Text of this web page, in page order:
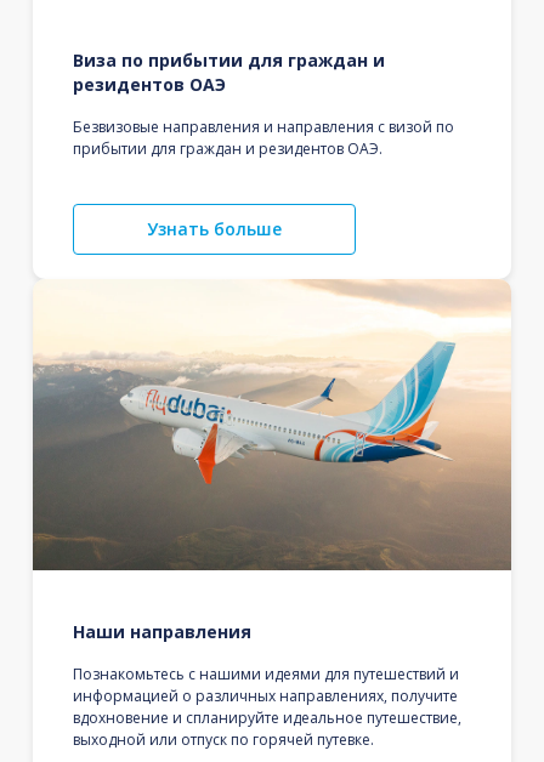
Виза по прибытии для граждан и
резидентов ОАЭ
Безвизовые направления и направления с визой по
прибытии для граждан и резидентов ОАЭ.
Узнать больше
Наши направления
Познакомьтесь с нашими идеями для путешествий и
информацией о различных направлениях, получите
вдохновение и спланируйте идеальное путешествие,
выходной или отпуск по горячей путевке.